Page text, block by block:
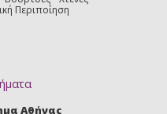
Περιποίηση
Αθήνας